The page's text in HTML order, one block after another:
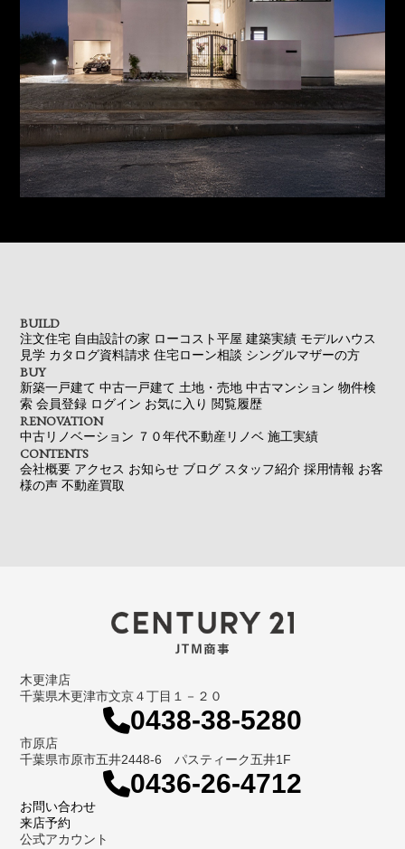
BUILD
注文住宅 自由設計の家 ローコスト平屋 建築実績 モデルハウス
見学 カタログ資料請求 住宅ローン相談 シングルマザーの方
BUY
新築一戸建て 中古一戸建て 土地・売地 中古マンション 物件検
索 会員登録 ログイン お気に入り 閲覧履歴
RENOVATION
中古リノベーション ７０年代不動産リノベ 施工実績
CONTENTS
会社概要 アクセス お知らせ ブログ スタッフ紹介 採用情報 お客
様の声 不動産買取
木更津店
千葉県木更津市文京４丁目１－２０
0438-38-5280
市原店
千葉県市原市五井2448-6 パスティーク五井1F
0436-26-4712
お問い合わせ
来店予約
公式アカウント